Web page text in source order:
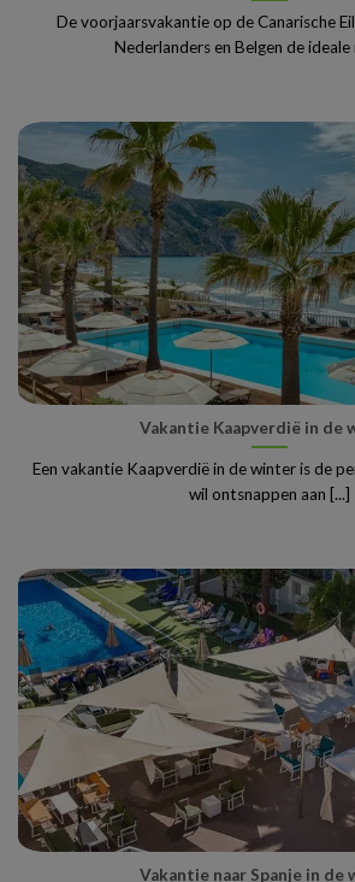
De voorjaarsvakantie op de Canarische
Nederlanders en Belgen de ideale
Vakantie Kaapverdië in de
Een vakantie Kaapverdië in de winter is de
wil ontsnappen aan [...]
Vakantie naar Spanje in de